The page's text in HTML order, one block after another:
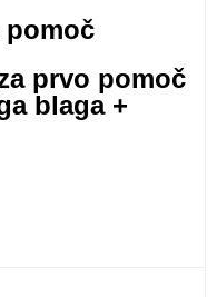
pomoč
prvo pomoč
blaga +